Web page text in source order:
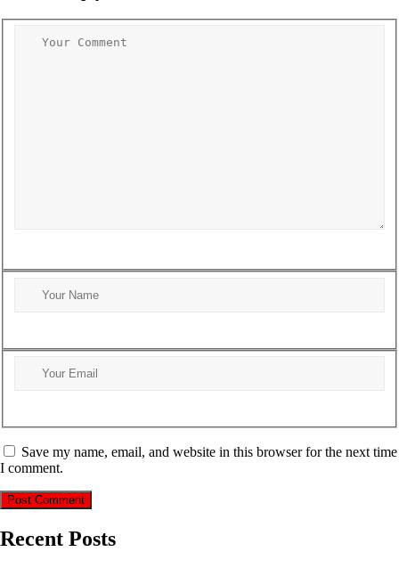
Save my name, email, and website in this browser for the next time
I comment.
Recent Posts